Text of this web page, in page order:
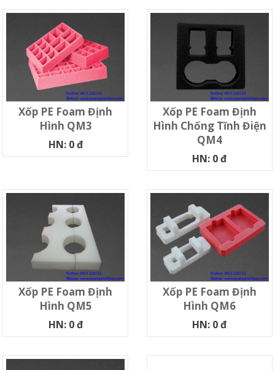
Xốp PE Foam Định
Hình QM3
HN: 0 đ
Xốp PE Foam Định
Hình Chống Tĩnh Điện
QM4
HN: 0 đ
Xốp PE Foam Định
Hình QM5
HN: 0 đ
Xốp PE Foam Định
Hình QM6
HN: 0 đ